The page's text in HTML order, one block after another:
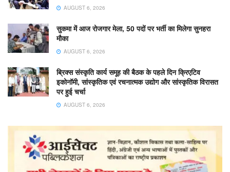
AUGUST 6, 2026
सुकमा में आज रोजगार मेला, 50 पदों पर भर्ती का मिलेगा सुनहरा
मौका
AUGUST 6, 2026
ब्रिक्स संस्कृति कार्य समूह की बैठक के पहले दिन क्रिएटिव
इकोनॉमी, सांस्कृतिक एवं रचनात्मक उद्योग और सांस्कृतिक विरासत
पर हुई चर्चा
AUGUST 6, 2026